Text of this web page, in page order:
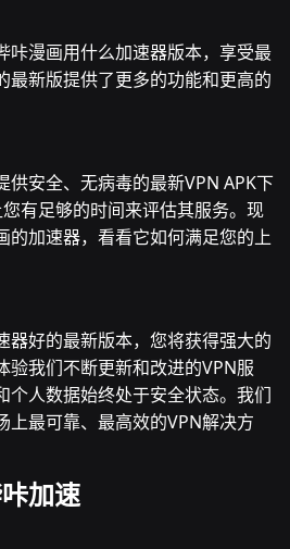
咔漫画用什么加速器版本，享受最
最新版提供了更多的功能和更高的
供安全、无病毒的最新VPN APK下
有足够的时间来评估其服务。现
的加速器，看看它如何满足您的上
器好的最新版本，您将获得强大的
验我们不断更新和改进的VPN服
个人数据始终处于安全状态。我们
上最可靠、最高效的VPN解决方
加速